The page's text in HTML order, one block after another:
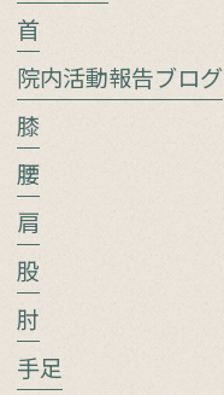
首
院内活動報告ブログ
膝
腰
肩
股
肘
手足